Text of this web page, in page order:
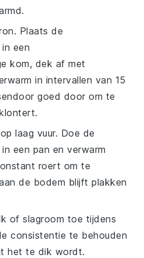
Plaats de
in een
kom, dek af met
in intervallen van 15
goed door om te
laag vuur. Doe de
in een pan en verwarm
roert om te
de bodem blijft plakken
ofslagroom toe tijdens
consistentie te behouden
het te dik wordt.